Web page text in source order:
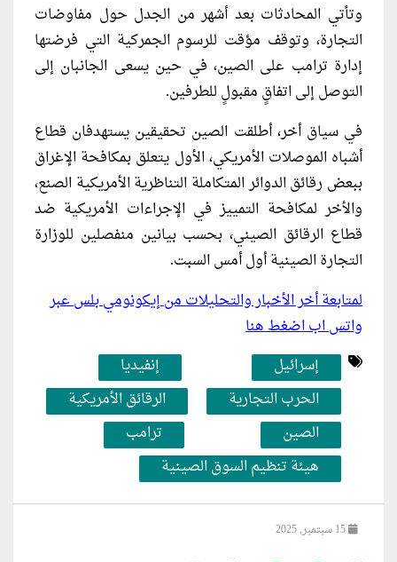
وتأتي المحادثات بعد أشهر من الجدل حول مفاوضات
التجارة، وتوقف مؤقت للرسوم الجمركية التي فرضتها
إدارة ترامب على الصين، في حين يسعى الجانبان إلى
التوصل إلى اتفاقٍ مقبولٍ للطرفين.
في سياق أخر، أطلقت الصين تحقيقين يستهدفان قطاع
أشباه الموصلات الأمريكي، الأول يتعلق بمكافحة الإغراق
ببعض رقائق الدوائر المتكاملة التناظرية الأمريكية الصنع،
والأخر لمكافحة التمييز في الإجراءات الأمريكية ضد
قطاع الرقائق الصيني، بحسب بيانين منفصلين للوزارة
التجارة الصينية أول أمس السبت.
لمتابعة أخر الأخبار والتحليلات من إيكونومي بلس عبر
واتس اب اضغط هنا
إسرائيل
إنفيديا
الحرب التجارية
الرقائق الأمريكية
الصين
ترامب
هيئة تنظيم السوق الصينية